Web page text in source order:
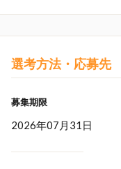
選考方法・応募先
募集期限
2026年07月31日